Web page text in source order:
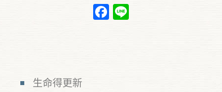
Facebook
生命得更新